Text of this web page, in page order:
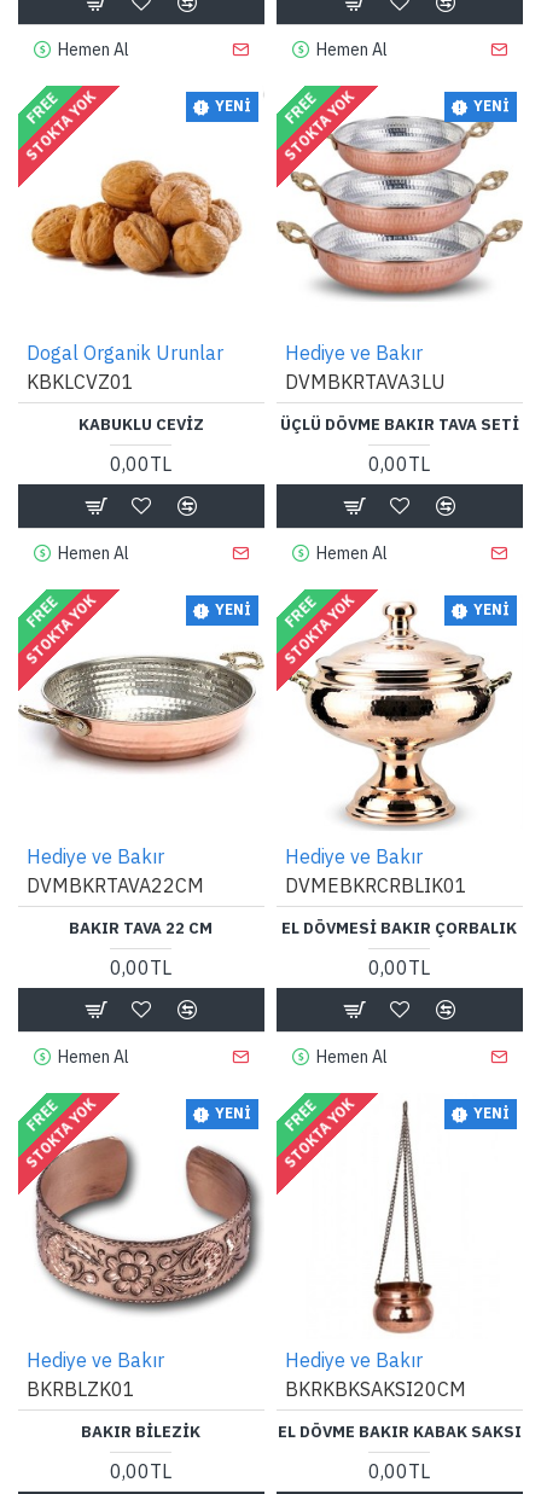
Hemen Al Hemen Al
YENI
FREE
STOKTA YOK
Dogal Organik Urunlar
KBKLCVZ01
KABUKLU CEVIZ
0,00TL
Hemen Al
YENI
FREE
STOKTA YOK
Hediye ve Bakır
DVMBKRTAVA3LU
ÜÇLÜ DÖVME BAKIR TAVA SETI
0,00TL
Hemen Al
YENI
FREE
STOKTA YOK
Hediye ve Bakır
DVMBKRTAVA22CM
BAKIR TAVA 22 CM
0,00TL
Hemen Al
YENI
FREE
STOKTA YOK
Hediye ve Bakır
DVMEBKRCRBLIK01
EL DÖVMESI BAKIR ÇORBALIK
0,00TL
Hemen Al
YENI
FREE
STOKTA YOK
Hediye ve Bakır
BKRBLZK01
BAKIR BILEZIK
0,00TL
YENI
FREE
STOKTA YOK
Hediye ve Bakır
BKRKBKSAKSI20CM
EL DÖVME BAKIR KABAK SAKSI
0,00TL